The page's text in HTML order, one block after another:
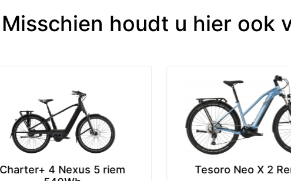
Misschien houdt u hier ook
Tesoro Neo X 2 Remixte District+ 1